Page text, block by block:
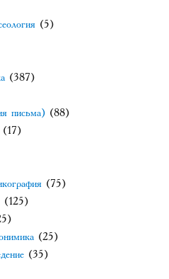
(5)
(387)
письма) (88)
(17)
(75)
(125)
(25)
(35)